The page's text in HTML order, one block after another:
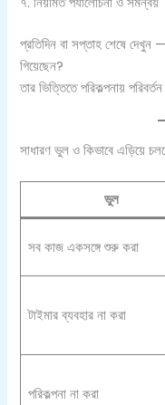
প্রতিদিন বা সপ্তাহ শেষে দেখুন
গিয়েছেন?
তার ভিত্তিতে পরিকল্পনায়
সাধারণ ভুল ও কিভাবে এড়িয়ে
ভুল
সব কাজ একসঙ্গে শুরু করা
টাইমার ব্যবহার না করা
পরিকল্পনা না করা